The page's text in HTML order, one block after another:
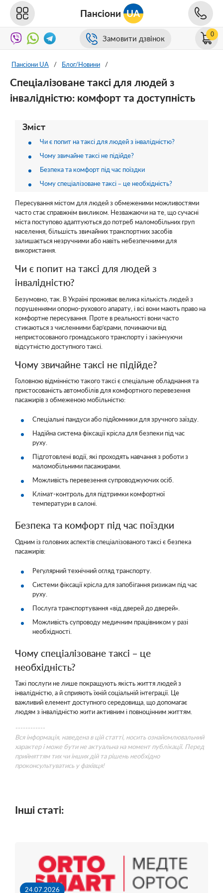
Пансіони UA
Замовити дзвінок 0
Пансіони UA / Блог/Новини /
Спеціалізоване таксі для людей з
інвалідністю: комфорт та доступність
Зміст
Чи є попит на таксі для людей з інвалідністю?
Чому звичайне таксі не підійде?
Безпека та комфорт під час поїздки
Чому спеціалізоване таксі – це необхідність?
Пересування містом для людей з обмеженими можливостями
часто стає справжнім викликом. Незважаючи на те, що сучасні
міста поступово адаптуються до потреб маломобільних груп
населення, більшість звичайних транспортних засобів
залишається незручними або навіть небезпечними для
використання.
Чи є попит на таксі для людей з
інвалідністю?
Безумовно, так. В Україні проживає велика кількість людей з
порушеннями опорно-рухового апарату, і всі вони мають право на
комфортне пересування. Проте в реальності вони часто
стикаються з численними бар’єрами, починаючи від
непристосованого громадського транспорту і закінчуючи
відсутністю доступного таксі.
Чому звичайне таксі не підійде?
Головною відмінністю такого таксі є спеціальне обладнання та
пристосованість автомобілів для комфортного перевезення
пасажирів з обмеженою мобільністю:
Спеціальні пандуси або підйомники для зручного заїзду.
Надійна система фіксації крісла для безпеки під час
руху.
Підготовлені водії, які проходять навчання з роботи з
маломобільними пасажирами.
Можливість перевезення супроводжуючих осіб.
Клімат-контроль для підтримки комфортної
температури в салоні.
Безпека та комфорт під час поїздки
Одним із головних аспектів спеціалізованого таксі є безпека
пасажирів:
Регулярний технічний огляд транспорту.
Системи фіксації крісла для запобігання ризикам під час
руху.
Послуга транспортування «від дверей до дверей».
Можливість супроводу медичним працівником у разі
необхідності.
Чому спеціалізоване таксі – це
необхідність?
Такі послуги не лише покращують якість життя людей з
інвалідністю, а й сприяють їхній соціальній інтеграції. Це
важливий елемент доступного середовища, що допомагає
людям з інвалідністю жити активним і повноцінним життям.
------------
Вся інформація, наведена в цій статті, носить ознайомлювальний
характер і може бути не актуальна на момент публікації. Перед
прийняттям тих чи інших дій та рішень необхідно
проконсультуватись у фахівця!
Інші статі:
24.07.2026